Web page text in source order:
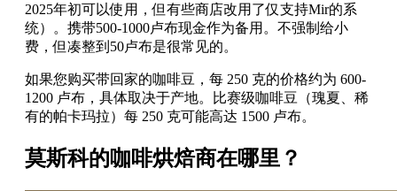
2025年初可以使用，但有些商店改用了仅支持Mir的系
统）。携带500-1000卢布现金作为备用。不强制给小
费，但凑整到50卢布是很常见的。
如果您购买带回家的咖啡豆，每 250 克的价格约为 600-
1200 卢布，具体取决于产地。比赛级咖啡豆（瑰夏、稀
有的帕卡玛拉）每 250 克可能高达 1500 卢布。
莫斯科的咖啡烘焙商在哪里？